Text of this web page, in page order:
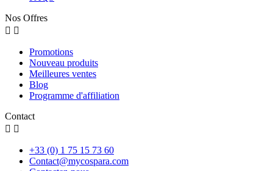
Nos Offres
 
Promotions
Nouveau produits
Meilleures ventes
Blog
Programme d'affiliation
Contact
 
+33 (0) 1 75 15 73 60
Contact@mycospara.com